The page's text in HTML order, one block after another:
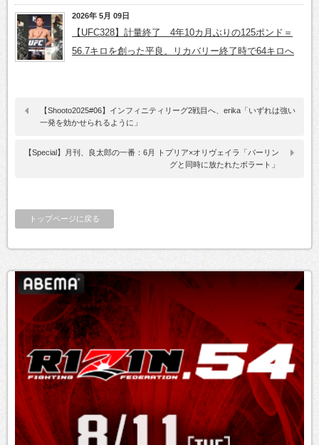
2026年 5月 09日
【UFC328】計量終了 4年10カ月ぶりの125ポンド＝
56.7キロを創った平良。リカバリー終了時で64キロへ
【Shooto2025#06】インフィニティリーグ2戦目へ、erika「いずれは強い
一発を効かせられるように」
【Special】月刊、良太郎の一番：6月 トプリア×オリヴェイラ「パーリン
グと同時に放たれたボラート」
トップページに戻る